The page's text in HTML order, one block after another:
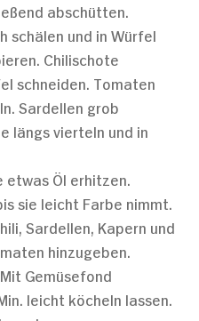
abschütten.
schälen und in Würfel
Chilischote
schneiden. Tomaten
Sardellen grob
längs vierteln und in
etwas Öl erhitzen.
sie leicht Farbe nimmt.
Sardellen, Kapern und
hinzugeben.
Gemüsefond
leicht köcheln lassen.